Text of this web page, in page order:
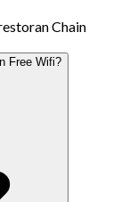
Chain
Free Wifi?